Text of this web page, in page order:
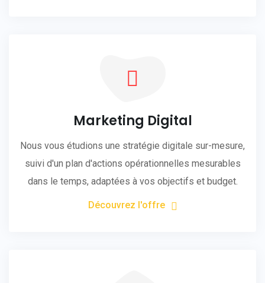
Marketing Digital
Nous vous étudions une stratégie digitale sur-mesure,
suivi d'un plan d'actions opérationnelles mesurables
dans le temps, adaptées à vos objectifs et budget.
Découvrez l'offre